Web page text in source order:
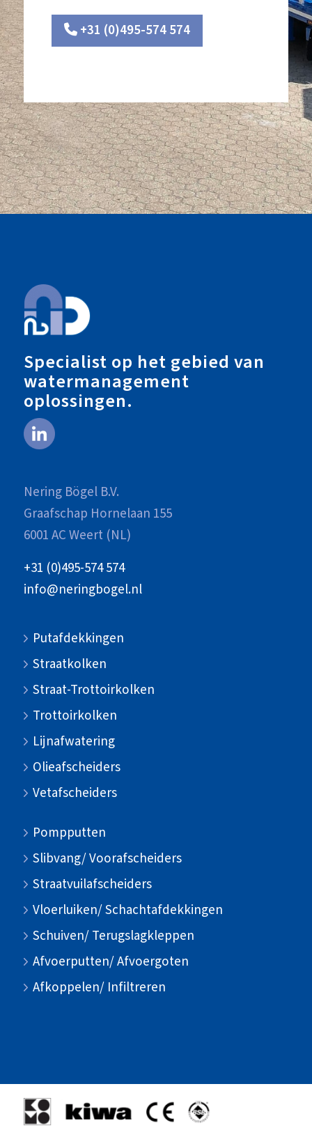
+31 (0)495-574 574
Specialist op het gebied van
watermanagement
oplossingen.
Nering Bögel B.V.
Graafschap Hornelaan 155
6001 AC Weert (NL)
+31 (0)495-574 574
info@neringbogel.nl
Putafdekkingen
Straatkolken
Straat-Trottoirkolken
Trottoirkolken
Lijnafwatering
Olieafscheiders
Vetafscheiders
Pompputten
Slibvang/ Voorafscheiders
Straatvuilafscheiders
Vloerluiken/ Schachtafdekkingen
Schuiven/ Terugslagkleppen
Afvoerputten/ Afvoergoten
Afkoppelen/ Infiltreren